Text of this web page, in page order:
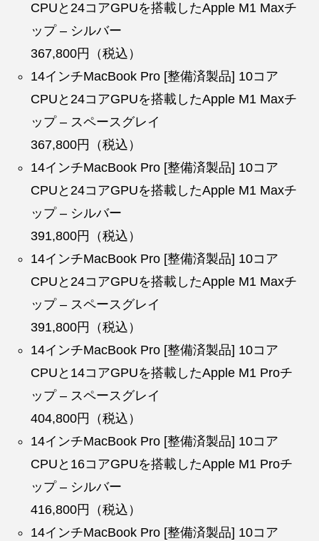
CPUと24コアGPUを搭載したApple M1 Maxチ
ップ – シルバー
367,800円（税込）
14インチMacBook Pro [整備済製品] 10コア
CPUと24コアGPUを搭載したApple M1 Maxチ
ップ – スペースグレイ
367,800円（税込）
14インチMacBook Pro [整備済製品] 10コア
CPUと24コアGPUを搭載したApple M1 Maxチ
ップ – シルバー
391,800円（税込）
14インチMacBook Pro [整備済製品] 10コア
CPUと24コアGPUを搭載したApple M1 Maxチ
ップ – スペースグレイ
391,800円（税込）
14インチMacBook Pro [整備済製品] 10コア
CPUと14コアGPUを搭載したApple M1 Proチ
ップ – スペースグレイ
404,800円（税込）
14インチMacBook Pro [整備済製品] 10コア
CPUと16コアGPUを搭載したApple M1 Proチ
ップ – シルバー
416,800円（税込）
14インチMacBook Pro [整備済製品] 10コア